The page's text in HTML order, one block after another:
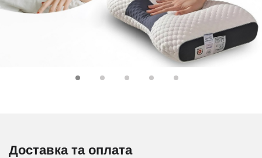
Доставка та оплата